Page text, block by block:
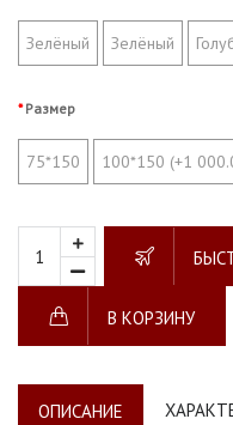
Зелёный Зелёный
Размер
75*150 100*150 (+1
В КОРЗИНУ
ОПИСАНИЕ